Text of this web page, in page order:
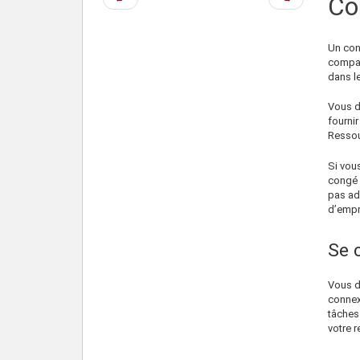
précédente
suivante
Un
dans
Vous
fournir
Si
congé
pas
Se
Vous
votre